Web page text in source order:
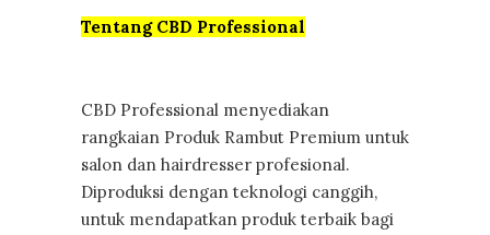
Tentang CBD Professional
CBD Professional menyediakan
rangkaian Produk Rambut Premium untuk
salon dan hairdresser profesional.
Diproduksi dengan teknologi canggih,
untuk mendapatkan produk terbaik bagi